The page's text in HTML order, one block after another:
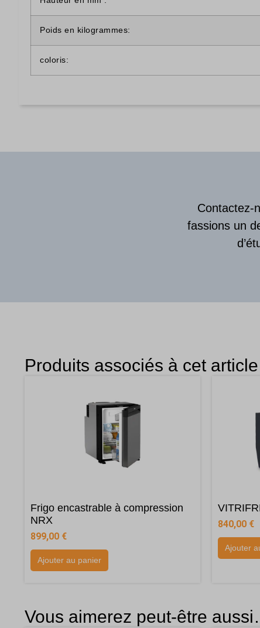
Poids en kilogrammes:
coloris:
Contactez-
fassions un
Produits associés à cet article
Frigo encastrable à compression
NRX
899,00 €
Ajouter au panier
840,00 €
Ajouter
Vous aimerez peut-être